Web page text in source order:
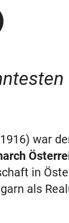
war
in
als